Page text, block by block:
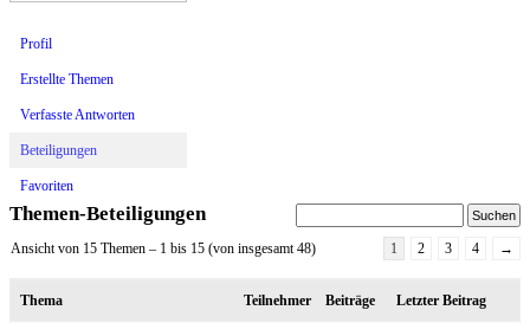
Profil
Erstellte Themen
Verfasste Antworten
Beteiligungen
Favoriten
Themen-Beteiligungen
Ansicht von 15 Themen – 1 bis 15 (von insgesamt 48) 1 2 3 4 →
Thema Teilnehmer Beiträge Letzter Beitrag